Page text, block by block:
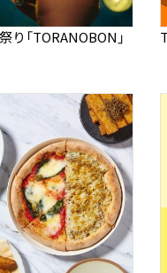
り「TORANOBON」